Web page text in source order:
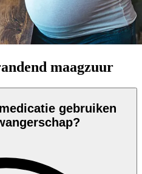
maagzuur
gebruiken